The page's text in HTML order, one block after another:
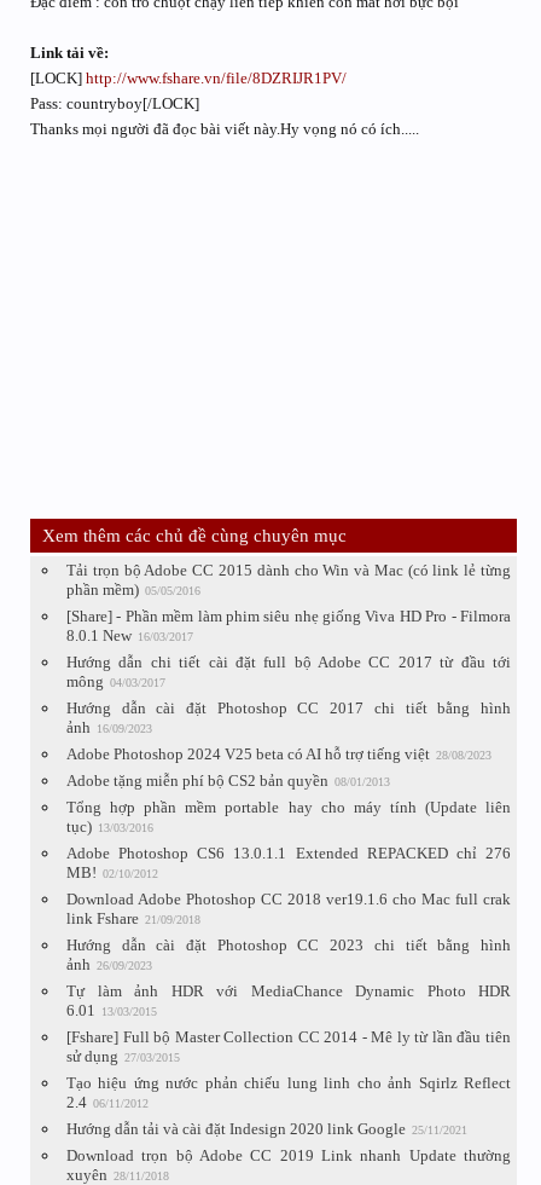
Link tải về:
[LOCK] http://www.fshare.vn/file/8DZRIJR1PV/
Pass: countryboy[/LOCK]
Thanks mọi người đã đọc bài viết này.Hy vọng nó có ích.....
Xem thêm các chủ đề cùng chuyên mục
Tải trọn bộ Adobe CC 2015 dành cho Win và Mac (có link lẻ từng
phần mềm) 05/05/2016
[Share] - Phần mềm làm phim siêu nhẹ giống Viva HD Pro - Filmora
8.0.1 New 16/03/2017
Hướng dẫn chi tiết cài đặt full bộ Adobe CC 2017 từ đầu tới
mông 04/03/2017
Hướng dẫn cài đặt Photoshop CC 2017 chi tiết bằng hình
ảnh
16/09/2023
Adobe Photoshop 2024 V25 beta có AI hỗ trợ tiếng việt 28/08/2023
Adobe tặng miễn phí bộ CS2 bản quyền 08/01/2013
Tổng hợp phần mềm portable hay cho máy tính (Update liên
tục) 13/03/2016
Adobe Photoshop CS6 13.0.1.1 Extended REPACKED chỉ 276
MB! 02/10/2012
Download Adobe Photoshop CC 2018 ver19.1.6 cho Mac full crak
link Fshare 21/09/2018
Hướng dẫn cài đặt Photoshop CC 2023 chi tiết bằng hình
ảnh 26/09/2023
Tự làm ảnh HDR với MediaChance Dynamic Photo HDR
6.01
13/03/2015
[Fshare] Full bộ Master Collection CC 2014 - Mê ly từ lần đầu tiên
sử dụng 27/03/2015
Tạo hiệu ứng nước phản chiếu lung linh cho ảnh Sqirlz Reflect
2.4 06/11/2012
Hướng dẫn tải và cài đặt Indesign 2020 link Google 25/11/2021
Download trọn bộ Adobe CC 2019 Link nhanh Update thường
xuyên 28/11/2018